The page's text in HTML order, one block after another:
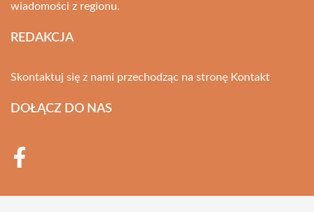
wiadomości z regionu.
REDAKCJA
Skontaktuj się z nami przechodząc na stronę Kontakt
DOŁĄCZ DO NAS